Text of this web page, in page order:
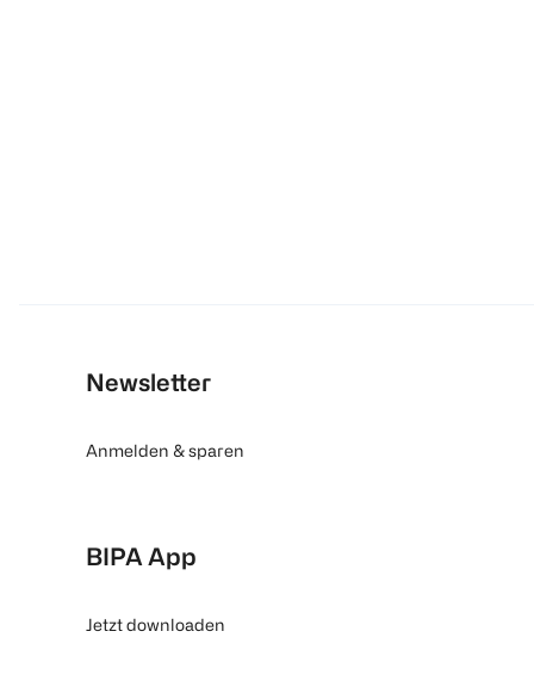
Newsletter
Anmelden & sparen
BIPA App
Jetzt downloaden